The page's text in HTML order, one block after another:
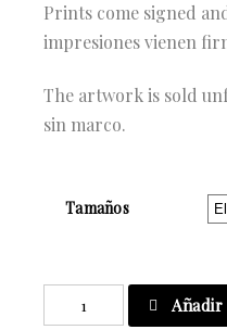
Prints come signed
impresiones vienen
The artwork is sold
sin marco.
Tamaños
Her